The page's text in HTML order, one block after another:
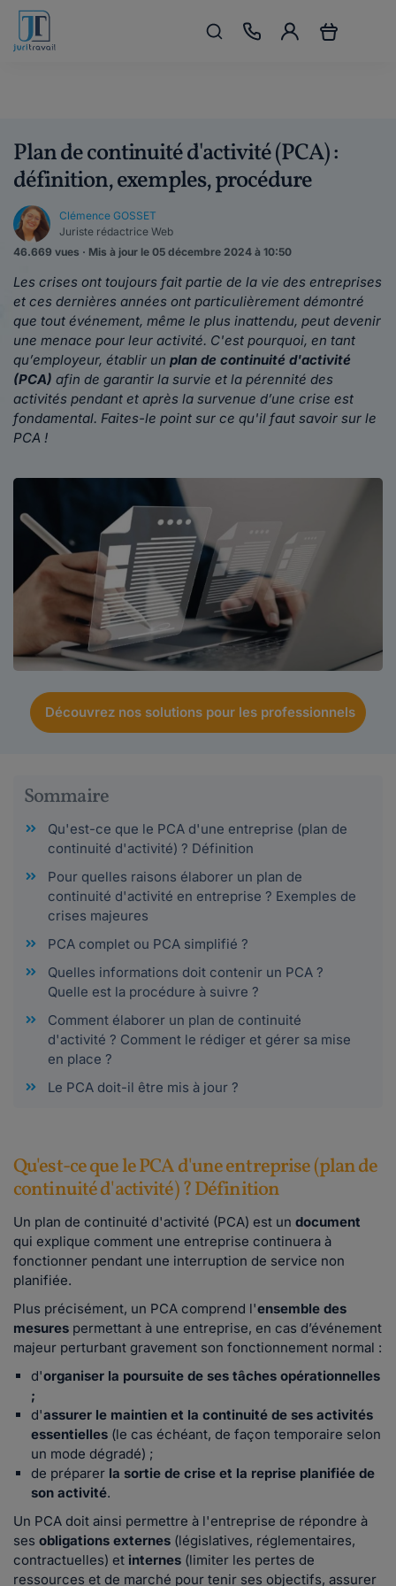
Plan de continuité d'activité (PCA) :
définition, exemples, procédure
Clémence GOSSET
Juriste rédactrice Web
46.669 vues · Mis à jour le 05 décembre 2024 à 10:50
Les crises ont toujours fait partie de la vie des entreprises
et ces dernières années ont particulièrement démontré
que tout événement, même le plus inattendu, peut devenir
une menace pour leur activité. C'est pourquoi, en tant
qu’employeur, établir un plan de continuité d'activité
(PCA) afin de garantir la survie et la pérennité des
activités pendant et après la survenue d’une crise est
fondamental. Faites-le point sur ce qu'il faut savoir sur le
PCA !
Découvrez nos solutions pour les professionnels
Sommaire
Qu'est-ce que le PCA d'une entreprise (plan de
continuité d'activité) ? Définition
Pour quelles raisons élaborer un plan de
continuité d'activité en entreprise ? Exemples de
crises majeures
PCA complet ou PCA simplifié ?
Quelles informations doit contenir un PCA ?
Quelle est la procédure à suivre ?
Comment élaborer un plan de continuité
d'activité ? Comment le rédiger et gérer sa mise
en place ?
Le PCA doit-il être mis à jour ?
Qu'est-ce que le PCA d'une entreprise (plan de
continuité d'activité) ? Définition
Un plan de continuité d'activité (PCA) est un document
qui explique comment une entreprise continuera à
fonctionner pendant une interruption de service non
planifiée.
Plus précisément, un PCA comprend l'ensemble des
mesures permettant à une entreprise, en cas d’événement
majeur perturbant gravement son fonctionnement normal :
d'organiser la poursuite de ses tâches opérationnelles
;
d'assurer le maintien et la continuité de ses activités
essentielles (le cas échéant, de façon temporaire selon
un mode dégradé) ;
de préparer la sortie de crise et la reprise planifiée de
son activité.
Un PCA doit ainsi permettre à l'entreprise de répondre à
ses obligations externes (législatives, réglementaires,
contractuelles) et internes (limiter les pertes de
ressources et de marché pour tenir ses objectifs, assurer